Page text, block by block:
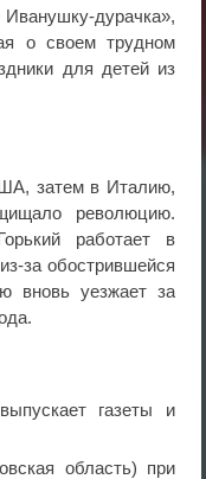
дурачка»,
о своем трудном
для детей из
затем в Италию,
революцию.
работает в
за обострившейся
вновь уезжает за
газеты и
область) при